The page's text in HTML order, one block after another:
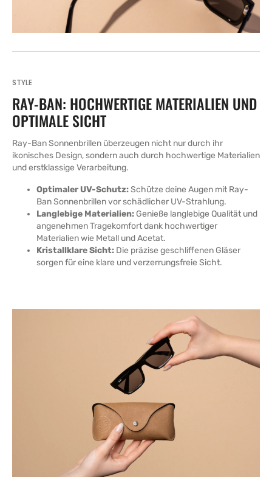
STYLE
RAY-BAN: HOCHWERTIGE MATERIALIEN UND
OPTIMALE SICHT
Ray-Ban Sonnenbrillen überzeugen nicht nur durch ihr
ikonisches Design, sondern auch durch hochwertige Materialien
und erstklassige Verarbeitung.
Optimaler UV-Schutz:Schütze deine Augen mit Ray-
Ban Sonnenbrillen vor schädlicher UV-Strahlung.
Langlebige Materialien: Genieße langlebige Qualität und
angenehmen Tragekomfort dank hochwertiger
Materialien wie Metall und Acetat.
Kristallklare Sicht: Die präzise geschliffenen Gläser
sorgen für eine klare und verzerrungsfreie Sicht.